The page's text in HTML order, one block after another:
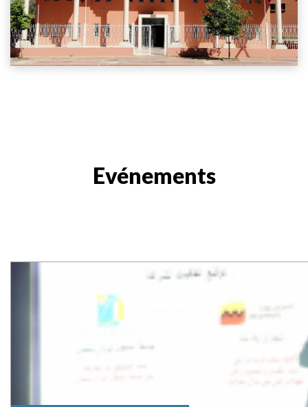
Evénements